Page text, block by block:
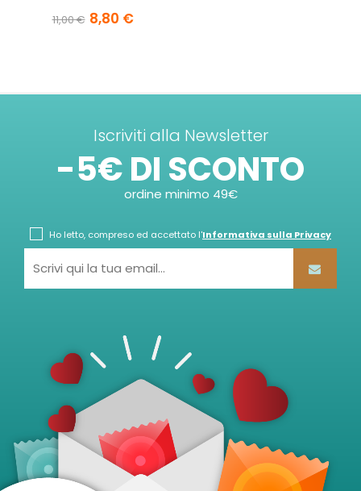
11,00 € 8,80 €
Iscriviti alla Newsletter
-5€ DI SCONTO
ordine minimo 49€
Ho letto, compreso ed accettato l'Informativa sulla Privacy